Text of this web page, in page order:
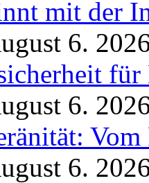
mit der
6.
für
6.
6.